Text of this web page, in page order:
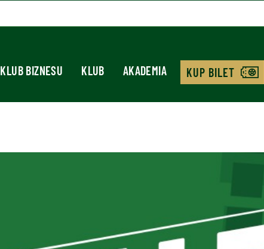
KLUB BIZNESU KLUB AKADEMIA KUP BILET